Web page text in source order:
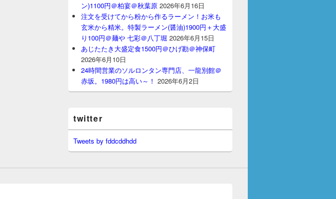
ン)1100円＠柏宴＠秋葉原 2026年6月16日
注文を受けてから粉から作るラーメン！お米も
玄米から精米。特製ラーメン(醤油)1900円＋大盛
り100円＠麺や 七彩＠八丁堀 2026年6月15日
あじたたき大盛定食1500円＠ひげ勘＠神保町
2026年6月10日
24時間営業のソルロンタン専門店、一龍別館＠
赤坂。1980円は高い～！ 2026年6月2日
twitter
Tweets by fddcddhdd